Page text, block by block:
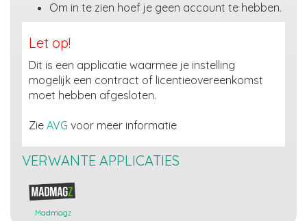
Om in te zien hoef je geen account te hebben.
Let op!
Dit is een applicatie waarmee je instelling
mogelijk een contract of licentieovereenkomst
moet hebben afgesloten.
Zie AVG voor meer informatie
VERWANTE APPLICATIES
Madmagz